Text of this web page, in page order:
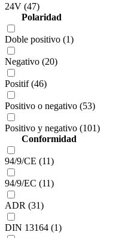
24V (47)
Polaridad
Doble positivo (1)
Negativo (20)
Positif (46)
Positivo o negativo (53)
Positivo y negativo (101)
Conformidad
94/9/CE (11)
94/9/EC (11)
ADR (31)
DIN 13164 (1)